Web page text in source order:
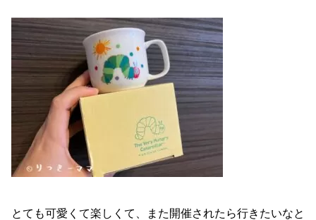
とても可愛くて楽しくて、また開催されたら行きたいなと